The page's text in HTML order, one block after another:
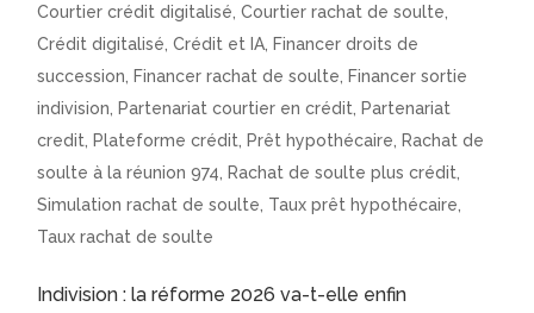
Courtier crédit digitalisé ,Courtier rachat de soulte
Crédit digitalisé ,Crédit et IA ,Financer droits de
succession ,Financer rachat de soulte ,Financer sortie
indivision ,Partenariat courtier en crédit ,Partenariat
credit ,Plateforme crédit ,Prêt hypothécaire ,Rachat de
soulte à la réunion 974 ,Rachat de soulte plus crédit
Simulation rachat de soulte Taux prêt hypothécaire
Taux rachat de soulte
Indivision : la réforme 2026 va-t-elle enfin